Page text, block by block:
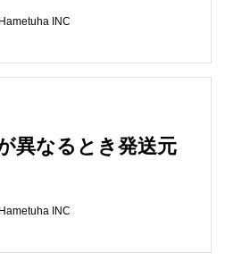
Hametuha INC
異なるとき発送元
Hametuha INC